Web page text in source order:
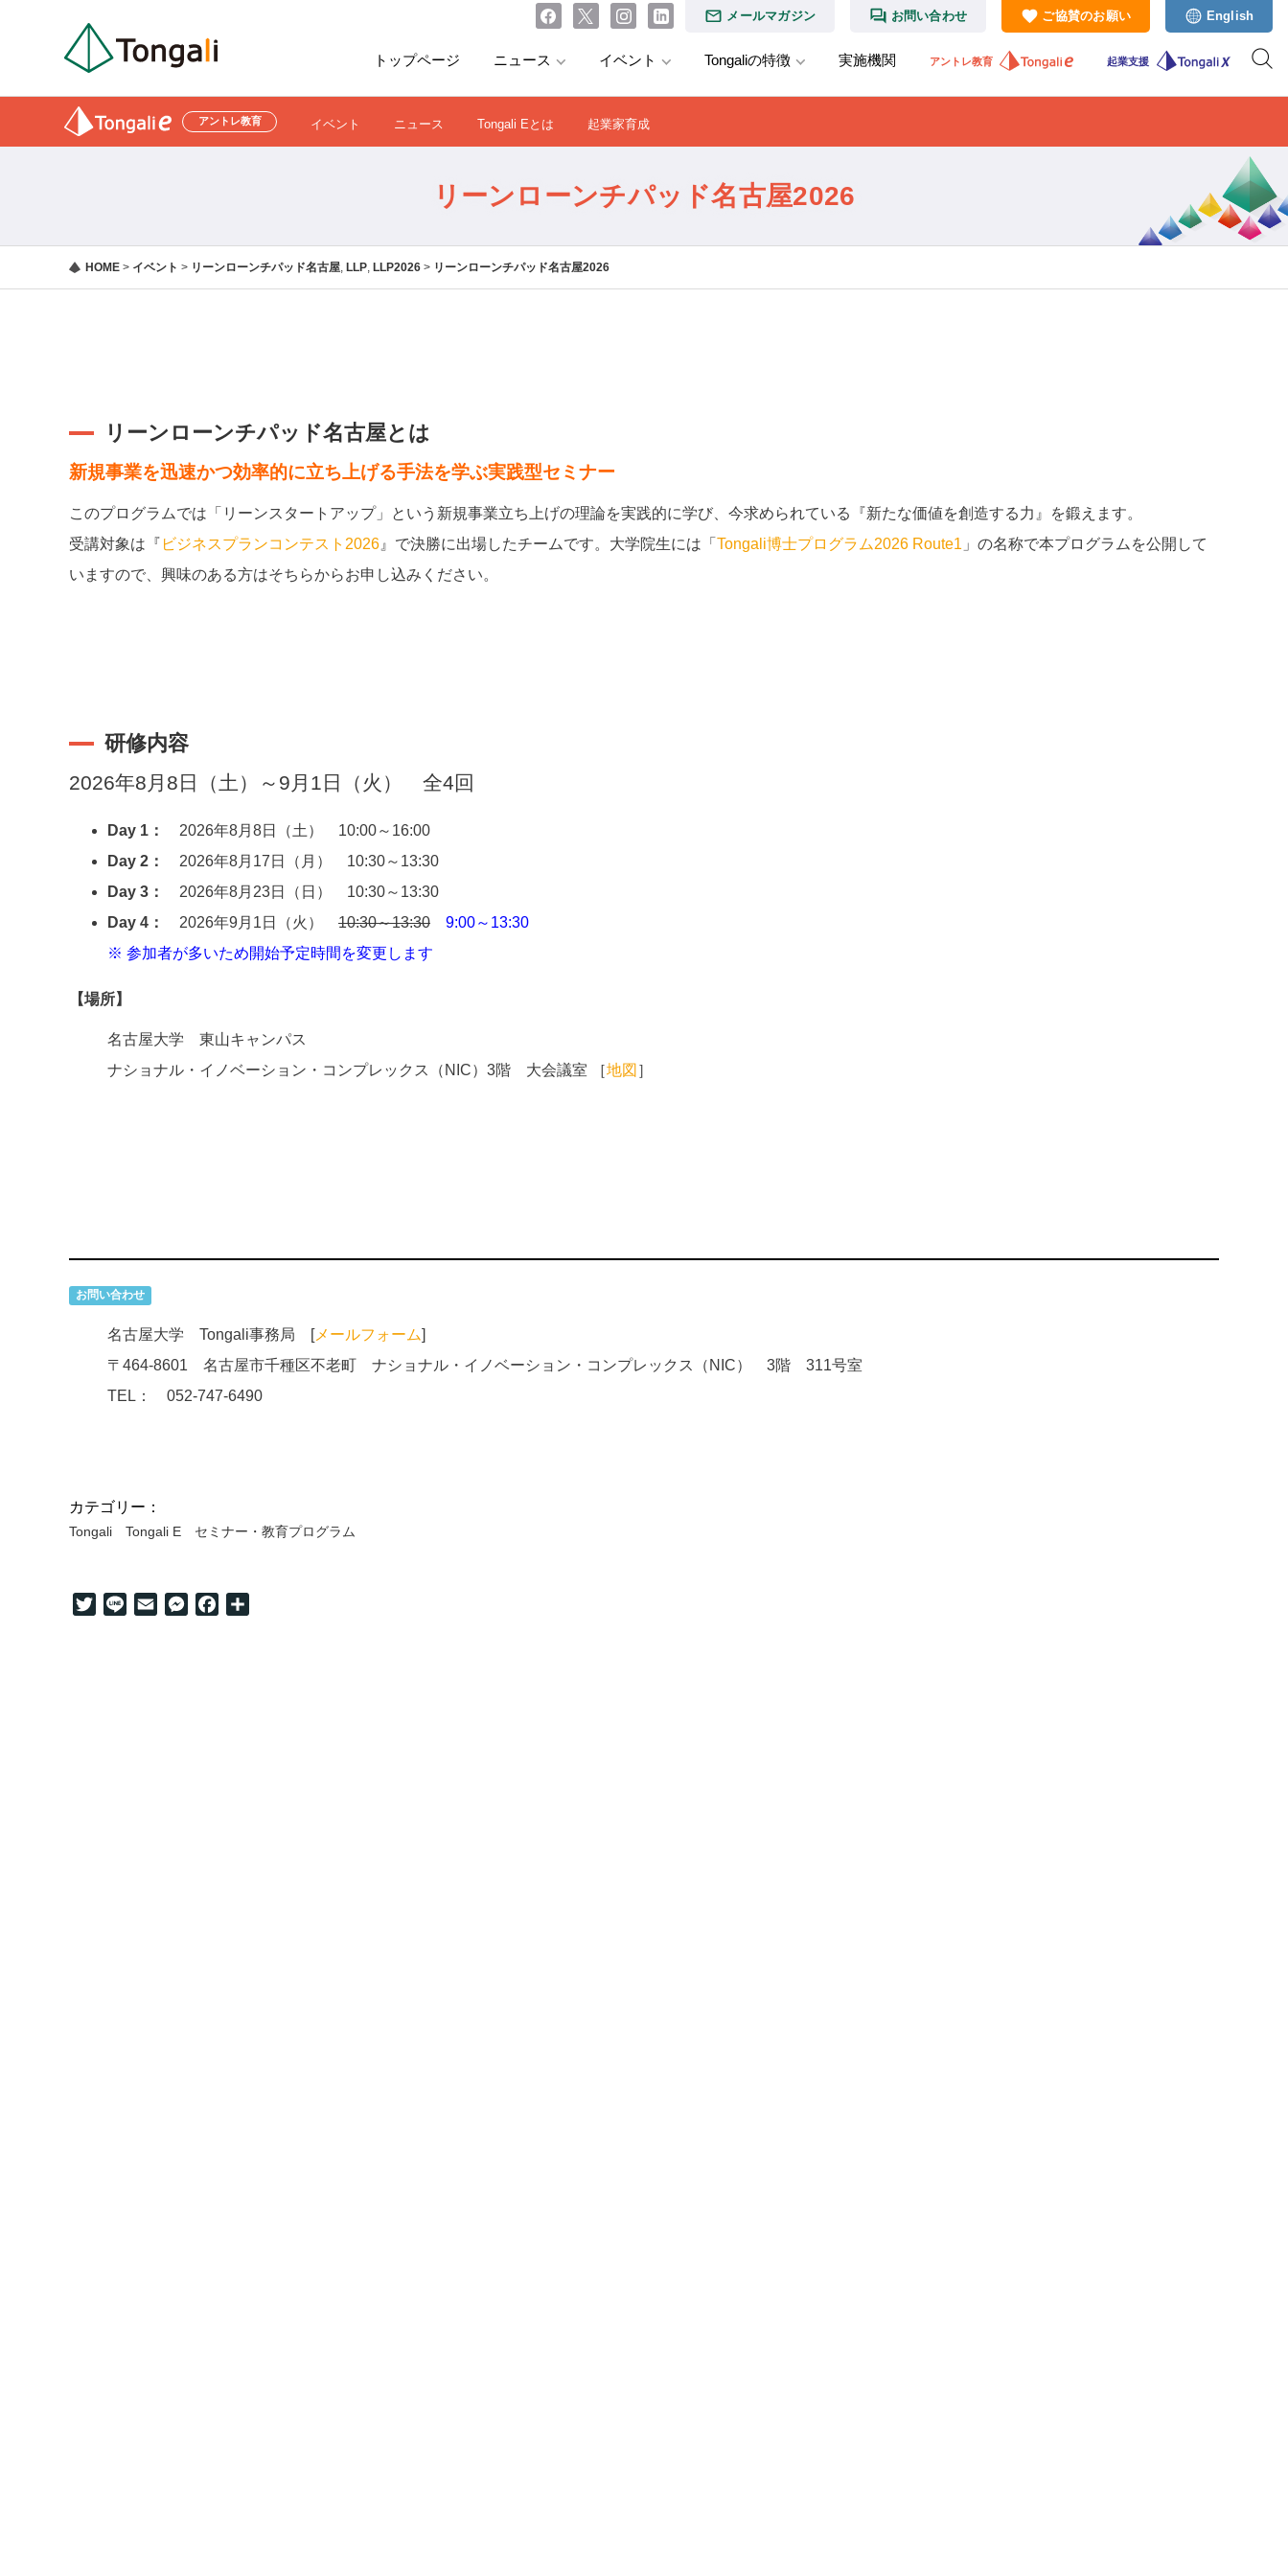
メールマガジン お問い合わせ ご協賛のお願い English
トップページ ニュース イベント Tongaliの特徴 実施機関 アントレ教育 起業支援
アントレ教育 イベント ニュース Tongali Eとは 起業家育成
リーンローンチパッド名古屋2026
HOME > イベント > リーンローンチパッド名古屋 LLP LLP2026 > リーンローンチパッド名古屋2026
リーンローンチパッド名古屋とは
新規事業を迅速かつ効率的に立ち上げる手法を学ぶ実践型セミナー
このプログラムでは「リーンスタートアップ」という新規事業立ち上げの理論を実践的に学び、今求められている『新たな価値を創造する力』を鍛えます。
受講対象は『 ビジネスプランコンテスト2026 』で決勝に出場したチームです。大学院生には「 Tongali博士プログラム2026 Route1 」の名称で本プログラムを公開して
いますので、興味のある方はそちらからお申し込みください。
研修内容
2026年8月8日（土）～9月1日（火） 全4回
Day 1：
2026年8月8日（土） 10:00～16:00
Day 2：
2026年8月17日（月） 10:30～13:30
Day 3：
2026年8月23日（日） 10:30～13:30
Day 4：
2026年9月1日（火） 10:30～13:30
9:00～13:30
※ 参加者が多いため開始予定時間を変更します
【場所】
名古屋大学 東山キャンパス
ナショナル・イノベーション・コンプレックス（NIC）3階 大会議室 ［地図 ］
お問い合わせ
名古屋大学 Tongali事務局 [メールフォーム]
〒464-8601 名古屋市千種区不老町 ナショナル・イノベーション・コンプレックス（NIC） 3階 311号室
TEL： 052-747-6490
カテゴリー：
Tongali Tongali E セミナー・教育プログラム
TwitterLine Email Messenger
Facebook